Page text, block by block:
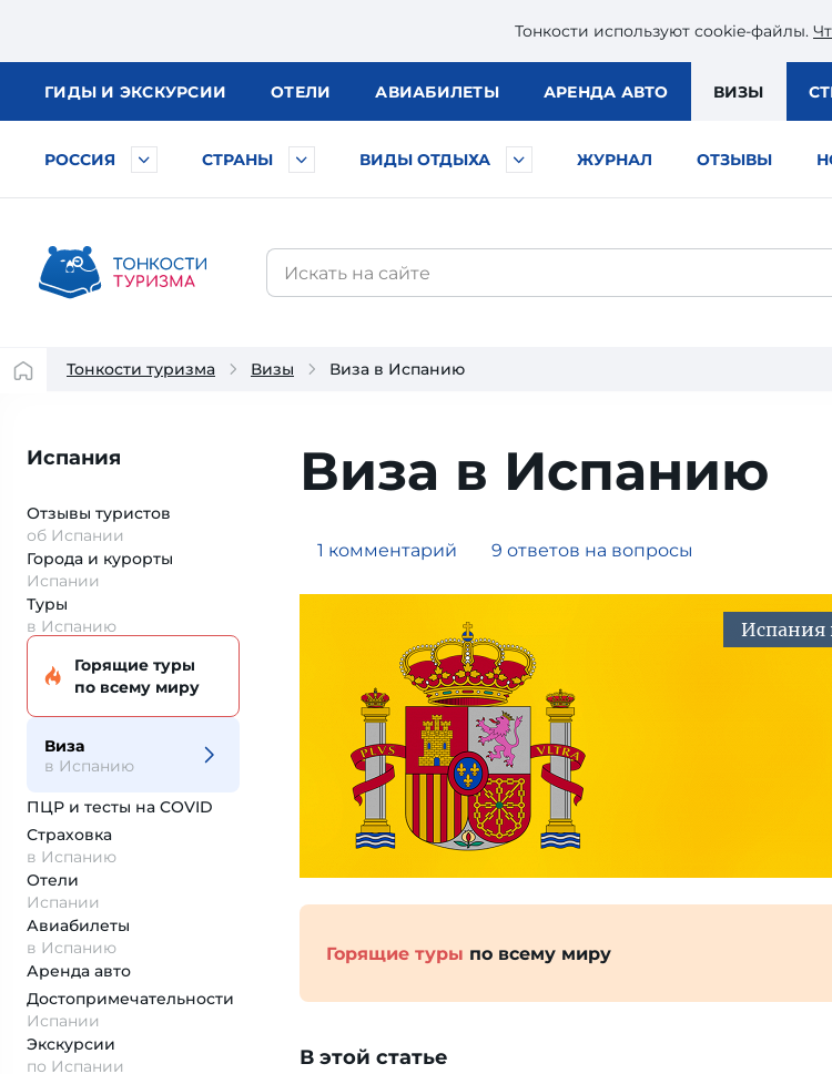
Тонкости используют сookie-файлы.
ГИДЫ И ЭКСКУРСИИ ОТЕЛИ АВИАБИЛЕТЫ АРЕНДА АВТО ВИЗЫ
РОССИЯ СТРАНЫ ВИДЫ ОТДЫХА ЖУРНАЛ ОТЗЫВЫ
Тонкости туризма Визы Виза в Испанию
Испания
Отзывы туристов
об Испании
Города и курорты
Испании
Туры
в Испанию
Горящие туры
по всему миру
Виза
в Испанию
ПЦР и тесты на COVID
Страховка
в Испанию
Отели
Испании
Авиабилеты
в Испанию
Аренда авто
Достопримеча­тельности
Испании
Экскурсии
по Испании
Виза в Испанию
1 комментарий 9 ответов на вопросы
Испания
Горящие туры по всему миру
В этой статье